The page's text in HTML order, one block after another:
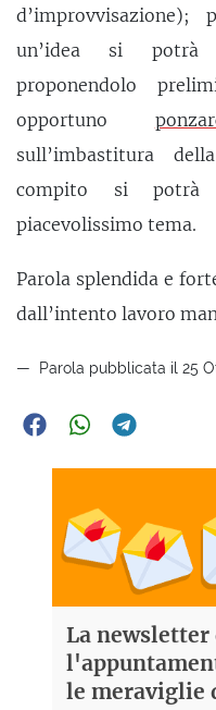
un’idea si
proponendolo
opportuno
sull’imbastitura
compito si
piacevolissimo tema.
Parola splendida e
dall’intento lavoro
Parola pubblicata il 25
La newsletter
le